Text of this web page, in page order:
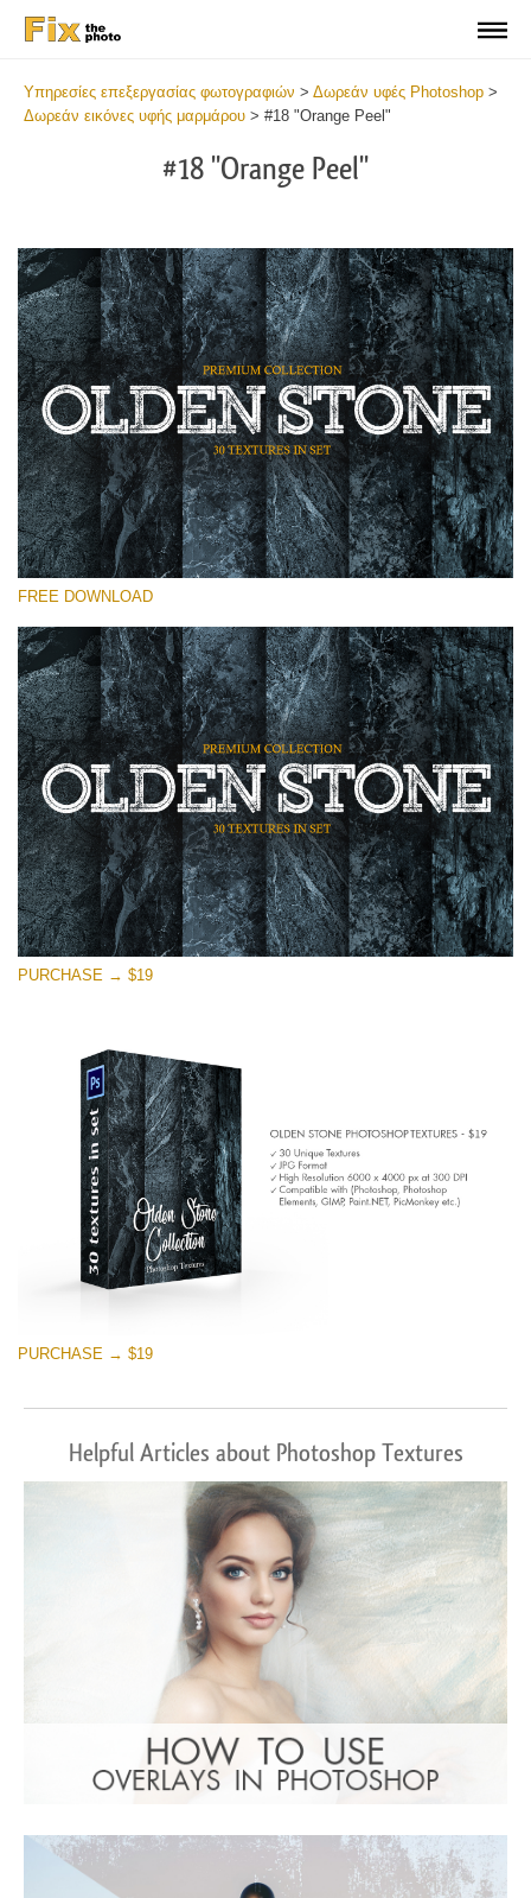
Υπηρεσίες επεξεργασίας φωτογραφιών > Δωρεάν υφές Photoshop >
Δωρεάν εικόνες υφής μαρμάρου > #18 "Orange Peel"
#18 "Orange Peel"
Please select
Small 800*533px
Olden Stone
(30 Textures)
Large 6000*4000px
Entire Collection
(1783 Overlays)
Large 6000*4000px
Free download
FREE DOWNLOAD
PURCHASE → $19
PURCHASE → $19
Helpful Articles about Photoshop Textures